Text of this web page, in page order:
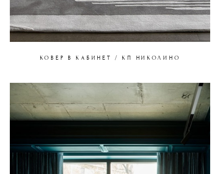
КОВЕР В КАБИНЕТ / КП НИКОЛИНО